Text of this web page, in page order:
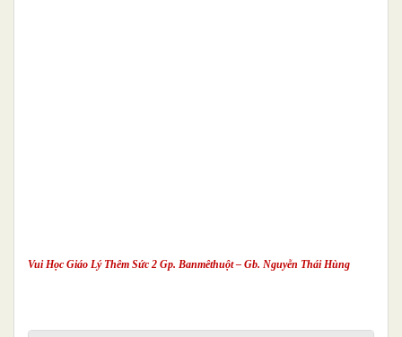
Vui Học Giáo Lý Thêm Sức 2 Gp. Banmêthuột – Gb. Nguyễn Thái Hùng